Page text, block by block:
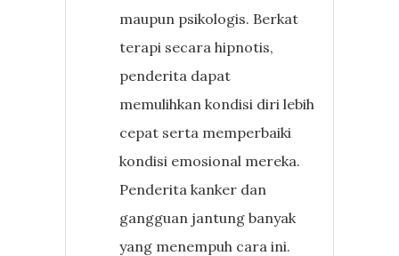
maupun psikologis. Berkat
terapi secara hipnotis,
penderita dapat
memulihkan kondisi diri lebih
cepat serta memperbaiki
kondisi emosional mereka.
Penderita kanker dan
gangguan jantung banyak
yang menempuh cara ini.